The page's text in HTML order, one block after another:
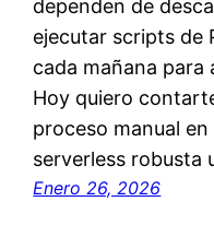
dependen de
ejecutar scripts de
cada mañana para
Hoy quiero
proceso manual
serverless robusta
Enero 26, 2026